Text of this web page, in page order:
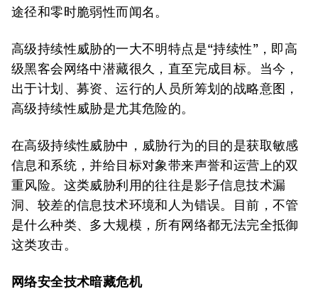
途径和零时脆弱性而闻名。
高级持续性威胁的一大不明特点是“持续性”，即高
级黑客会网络中潜藏很久，直至完成目标。当今，
出于计划、募资、运行的人员所筹划的战略意图，
高级持续性威胁是尤其危险的。
在高级持续性威胁中，威胁行为的目的是获取敏感
信息和系统，并给目标对象带来声誉和运营上的双
重风险。这类威胁利用的往往是影子信息技术漏
洞、较差的信息技术环境和人为错误。目前，不管
是什么种类、多大规模，所有网络都无法完全抵御
这类攻击。
网络安全技术暗藏危机